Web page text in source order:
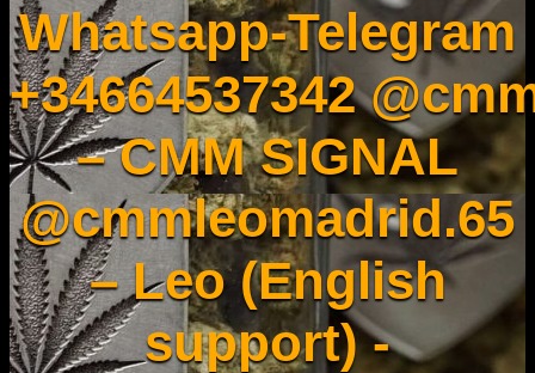
Whatsapp-Telegram
+34664537342
– CMM SIGNAL
@cmmleomadrid.65
– Leo (English
support) -